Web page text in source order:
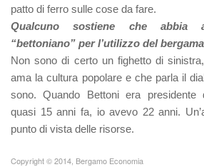
patto di ferro sulle cose da fare.
Qualcuno sostiene che abbia
“bettoniano” per l’utilizzo del
Non sono di certo un fighetto di
ama la cultura popolare e che parla il
sono. Quando Bettoni era presidente
quasi 15 anni fa, io avevo 22 anni.
punto di vista delle risorse.
Copyright © 2014, Bergamo Economia